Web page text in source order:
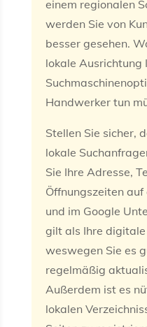
einem regionalen
werden Sie von
besser gesehen.
lokale Ausrichtung
Handwerker tun
Stellen Sie sicher,
lokale
Sie Ihre Adresse,
Öffnungszeiten
und im Google
gilt als Ihre
weswegen Sie es
regelmäßig
Außerdem ist es
lokalen